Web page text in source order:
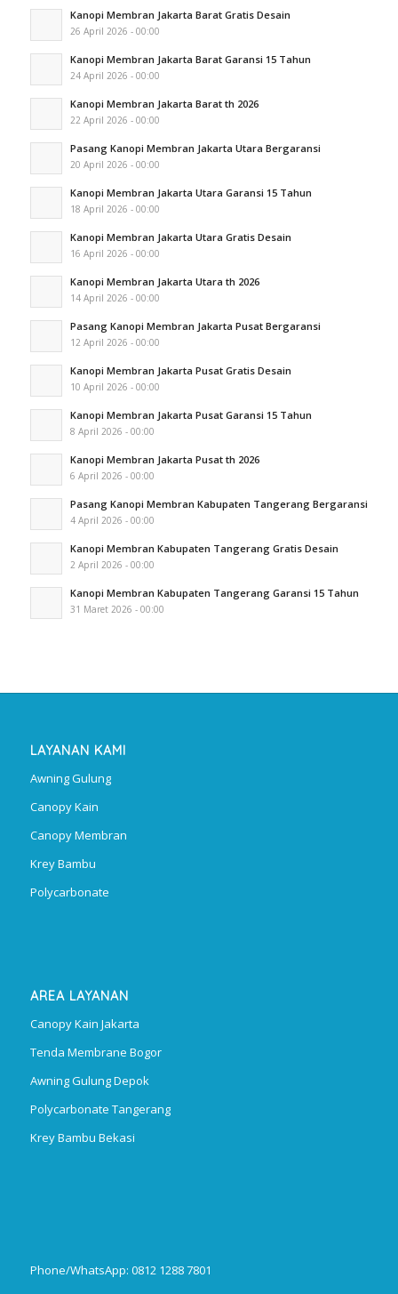
Kanopi Membran Jakarta Barat Gratis Desain
26 April 2026 - 00:00
Kanopi Membran Jakarta Barat Garansi 15 Tahun
24 April 2026 - 00:00
Kanopi Membran Jakarta Barat th 2026
22 April 2026 - 00:00
Pasang Kanopi Membran Jakarta Utara Bergaransi
20 April 2026 - 00:00
Kanopi Membran Jakarta Utara Garansi 15 Tahun
18 April 2026 - 00:00
Kanopi Membran Jakarta Utara Gratis Desain
16 April 2026 - 00:00
Kanopi Membran Jakarta Utara th 2026
14 April 2026 - 00:00
Pasang Kanopi Membran Jakarta Pusat Bergaransi
12 April 2026 - 00:00
Kanopi Membran Jakarta Pusat Gratis Desain
10 April 2026 - 00:00
Kanopi Membran Jakarta Pusat Garansi 15 Tahun
8 April 2026 - 00:00
Kanopi Membran Jakarta Pusat th 2026
6 April 2026 - 00:00
Pasang Kanopi Membran Kabupaten Tangerang Bergaransi
4 April 2026 - 00:00
Kanopi Membran Kabupaten Tangerang Gratis Desain
2 April 2026 - 00:00
Kanopi Membran Kabupaten Tangerang Garansi 15 Tahun
31 Maret 2026 - 00:00
LAYANAN KAMI
Awning Gulung
Canopy Kain
Canopy Membran
Krey Bambu
Polycarbonate
AREA LAYANAN
Canopy Kain Jakarta
Tenda Membrane Bogor
Awning Gulung Depok
Polycarbonate Tangerang
Krey Bambu Bekasi
Phone/WhatsApp: 0812 1288 7801